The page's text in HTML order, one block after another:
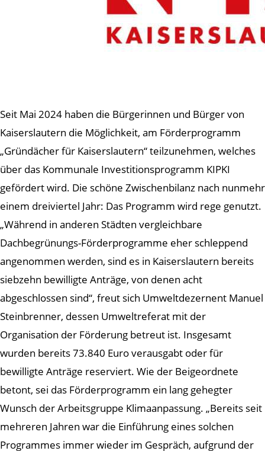
Seit Mai 2024 haben die Bürgerinnen und Bürger von
Kaiserslautern die Möglichkeit, am Förderprogramm
„Gründächer für Kaiserslautern“ teilzunehmen, welches
über das Kommunale Investitionsprogramm KIPKI
gefördert wird. Die schöne Zwischenbilanz nach nunmehr
einem dreiviertel Jahr: Das Programm wird rege genutzt.
„Während in anderen Städten vergleichbare
Dachbegrünungs-Förderprogramme eher schleppend
angenommen werden, sind es in Kaiserslautern bereits
siebzehn bewilligte Anträge, von denen acht
abgeschlossen sind“, freut sich Umweltdezernent Manuel
Steinbrenner, dessen Umweltreferat mit der
Organisation der Förderung betreut ist. Insgesamt
wurden bereits 73.840 Euro verausgabt oder für
bewilligte Anträge reserviert. Wie der Beigeordnete
betont, sei das Förderprogramm ein lang gehegter
Wunsch der Arbeitsgruppe Klimaanpassung. „Bereits seit
mehreren Jahren war die Einführung eines solchen
Programmes immer wieder im Gespräch, aufgrund der